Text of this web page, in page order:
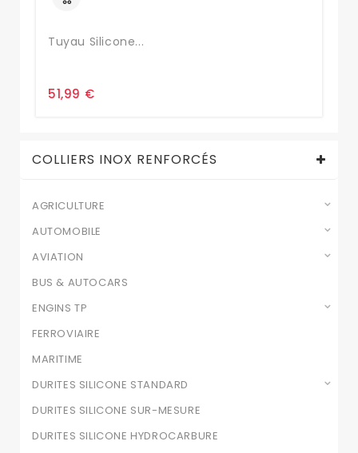
Tuyau Silicone...
51,99 €
COLLIERS INOX RENFORCÉS
AGRICULTURE
AUTOMOBILE
AVIATION
BUS & AUTOCARS
ENGINS TP
FERROVIAIRE
MARITIME
DURITES SILICONE STANDARD
DURITES SILICONE SUR-MESURE
DURITES SILICONE HYDROCARBURE